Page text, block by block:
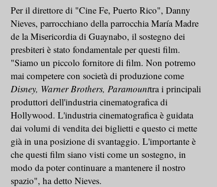
Per il direttore di "Cine Fe, Puerto Rico", Danny
Nieves, parrocchiano della parrocchia María Madre
de la Misericordia di Guaynabo, il sostegno dei
presbiteri è stato fondamentale per questi film.
"Siamo un piccolo fornitore di film. Non potremo
mai competere con società di produzione come
Disney, Warner Brothers, Paramounttra i principali
produttori dell'industria cinematografica di
Hollywood. L'industria cinematografica è guidata
dai volumi di vendita dei biglietti e questo ci mette
già in una posizione di svantaggio. L'importante è
che questi film siano visti come un sostegno, in
modo da poter continuare a mantenere il nostro
spazio", ha detto Nieves.